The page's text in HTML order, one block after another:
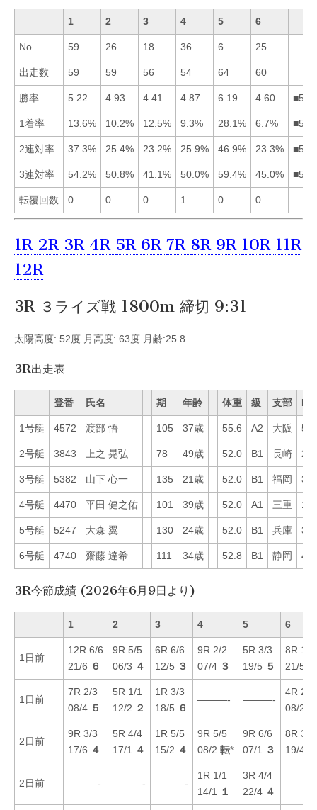
1 2 3 4 5 6
No. 59 26 18 36 6 25
出走数 59 59 56 54 64 60
勝率 5.22 4.93 4.41 4.87 6.19 4.60
1着率 13.6% 10.2% 12.5% 9.3% 28.1% 6.7%
2連対率 37.3% 25.4% 23.2% 25.9% 46.9% 23.3%
3連対率 54.2% 50.8% 41.1% 50.0% 59.4% 45.0%
転覆回数 0 0 0 1 0 0
1R 2R 3R 4R 5R 6R 7R 8R 9R 10R 11R
12R
3R ３ライズ戦 1800m 締切 9:31
太陽高度: 52度 月高度: 63度 月齢:25.8
3R出走表
登番 氏名 期 年齢 体重 級 支部 Mo
1号艇 4572 渡部 悟 105 37歳 55.6 A2 大阪 59
2号艇 3843 上之 晃弘 78 49歳 52.0 B1 長崎 29
3号艇 5382 山下 心一 135 21歳 52.0 B1 福岡 32
4号艇 4470 平田 健之佑 101 39歳 52.0 A1 三重 18
5号艇 5247 大森 翼 130 24歳 52.0 B1 兵庫 36
6号艇 4740 齋藤 達希 111 34歳 52.8 B1 静岡 41
3R今節成績 (2026年6月9日より)
1 2 3 4 5 6
1日前
12R 6/6
21/6 ６
9R 5/5
06/3 ４
6R 6/6
12/5 ３
9R 2/2
07/4 ３
5R 3/3
19/5 ５
8R 1/2
21/5
1日前
7R 2/3
08/4 ５
5R 1/1
12/2 ２
1R 3/3
18/5 ６
———- ———-
4R 2/2
08/2
2日前
9R 3/3
17/6 ４
5R 4/4
17/1
４
1R 5/5
15/2 ４
9R 5/5
08/2 転*
9R 6/6
07/1
３
8R 3/4
19/4
2日前 ———- ———- ———-
1R 1/1
14/1
１
3R 4/4
22/4 ４